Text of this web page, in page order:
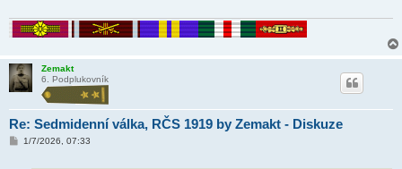
e
k
Zemakt
6. Podplukovník
Re: Sedmidenní válka, RČS 1919 by Zemakt - Diskuze
P1/7/2026, 07:33